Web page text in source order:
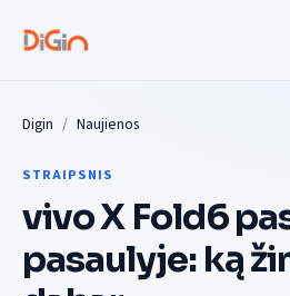
Digin Naujienos
STRAIPSNIS
vivo X Fold6
pasaulyje: ką